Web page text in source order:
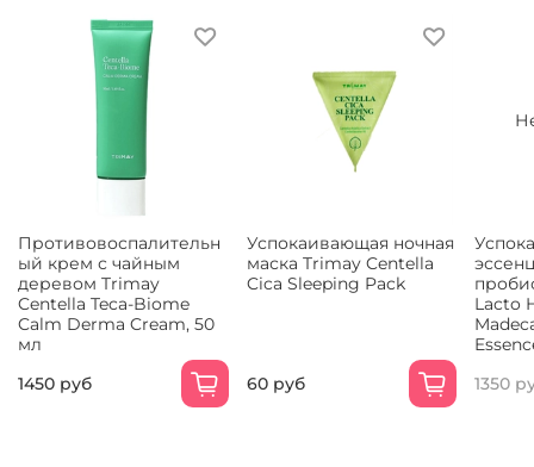
Противовоспалительн
ый крем с чайным
деревом Trimay
Centella Teca-Biome
Calm Derma Cream, 50
мл
1450 руб
Успокаивающая ночная
маска Trimay Centella
Cica Sleeping Pack
60 руб
Lacto
1350